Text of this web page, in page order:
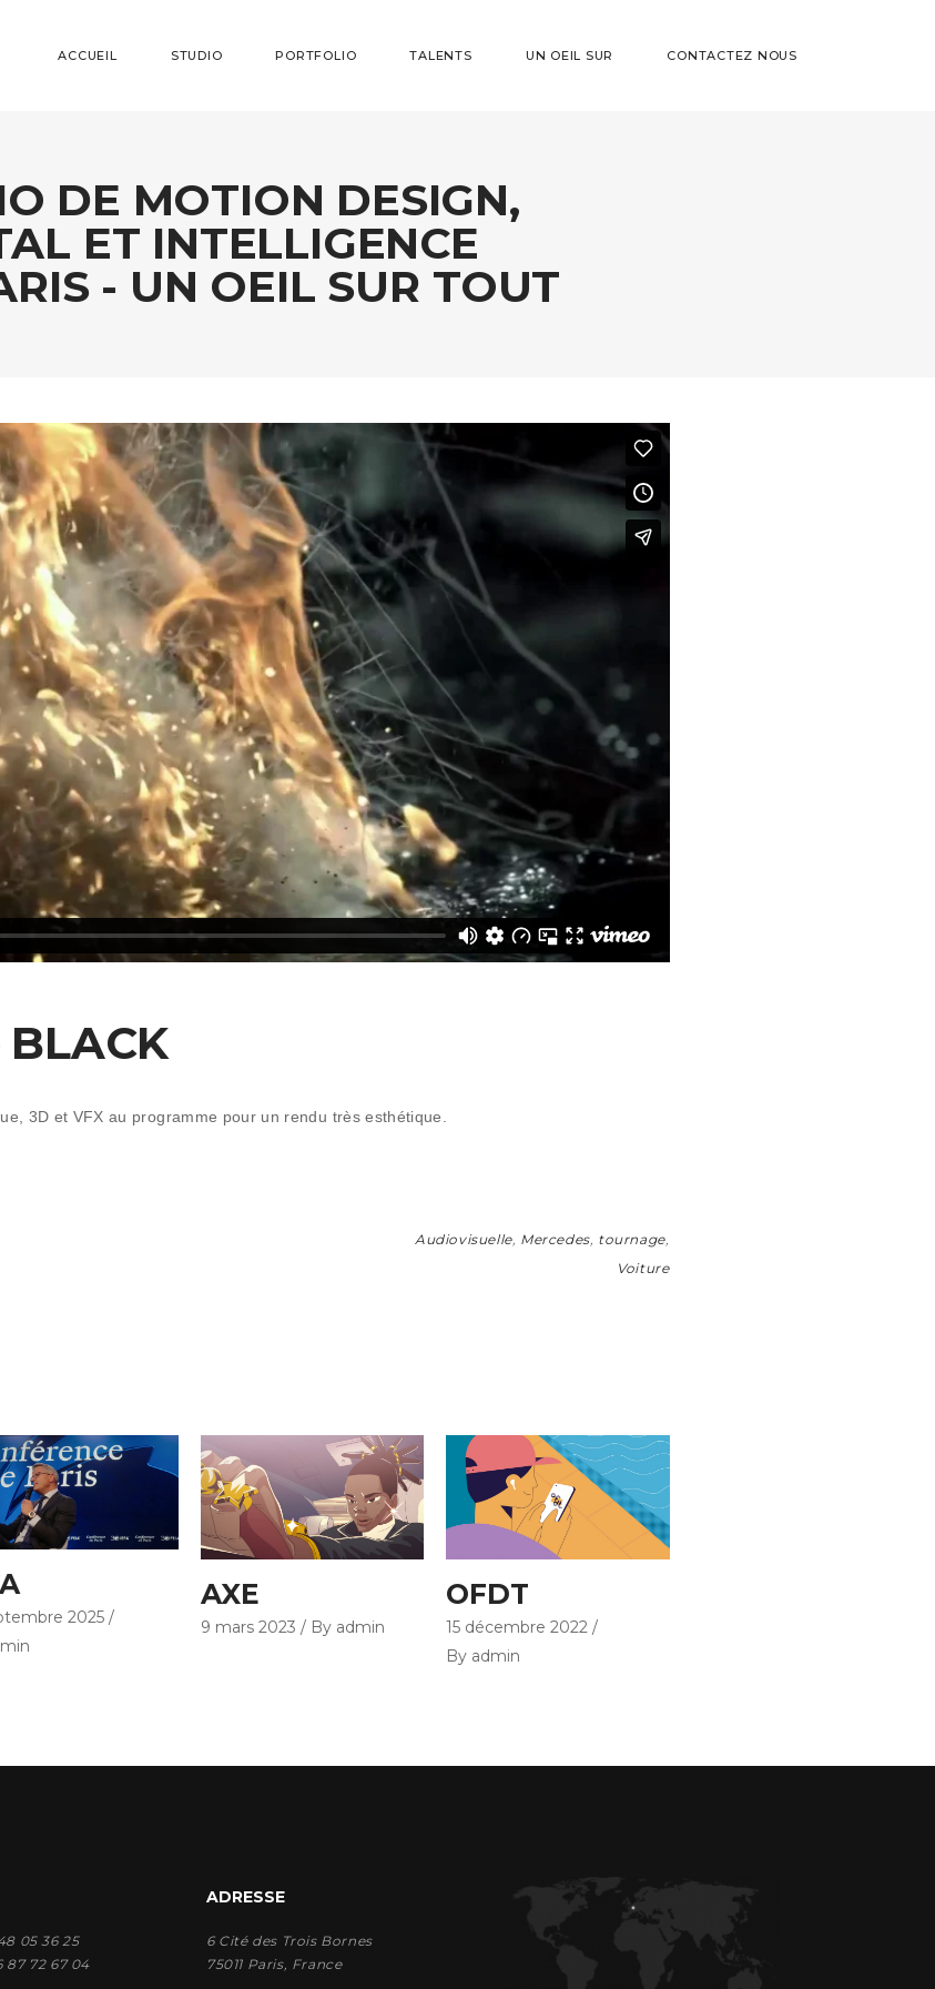
ACCUEIL STUDIO PORTFOLIO TALENTS UN OEIL SUR CONTACTEZ NOUS
DE MOTION DESIGN,
ET INTELLIGENCE
- UN OEIL SUR TOUT
BLACK
3D et VFX au programme pour un rendu très esthétique.
Audiovisuelle, Mercedes, tournage,
Voiture
2025
AXE
9 mars 2023 By admin
OFDT
15 décembre 2022
By admin
05 36 25
87 72 67 04
ADRESSE
6 Cité des Trois Bornes
75011 Paris, France